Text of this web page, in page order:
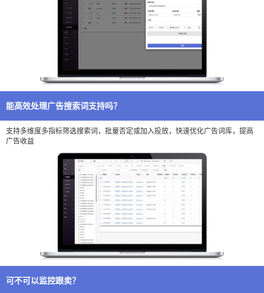
能高效处理广告搜索词支持吗？
支持多维度多指标筛选搜索词，批量否定或加入投放，快速优化广告词库，提高
广告收益
可不可以监控跟卖？